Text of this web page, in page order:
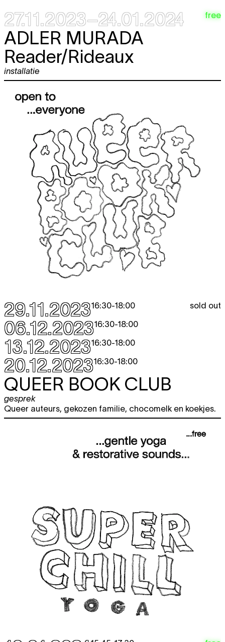
27.11.2023–24.01.2024 free
ADLER MURADA
Reader/Rideaux
installatie
29.11.202316:30-18:00
06.12.202316:30-18:00
13.12.202316:30-18:00
20.12.202316:30-18:00
sold out
QUEER BOOK CLUB
gesprek
Queer auteurs, gekozen familie, chocomelk en koekjes.